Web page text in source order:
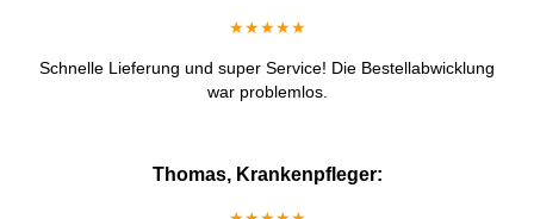
★★★★★
Schnelle Lieferung und super Service! Die Bestellabwicklung
war problemlos.
Thomas, Krankenpfleger: